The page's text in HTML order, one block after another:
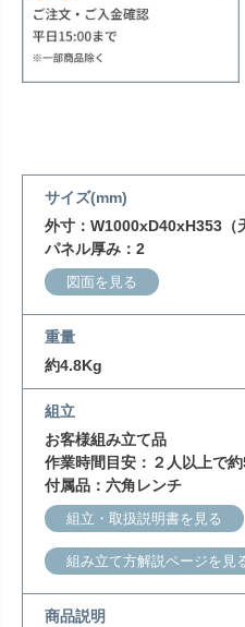
サイズ(mm)
外寸：W1000xD40xH353（
パネル厚み：2
図面を見る
重量
約4.8Kg
組立
お客様組み立て品
作業時間目安：２人以上で
付属品：六角レンチ
組立・取扱説明書を見る
組み立て方解説ページを見
商品説明